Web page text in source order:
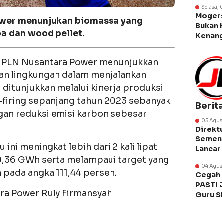
menunjukan biomassa yang
dan wood pellet.
PLN Nusantara Power menunjukkan
lingkungan dalam menjalankan
melalui kinerja produksi
sepanjang tahun 2023 sebanyak
reduksi emisi karbon sebesar
ini meningkat lebih dari 2 kali lipat
GWh serta melampaui target yang
angka 111,44 persen.
Power Ruly Firmansyah
Selasa,
Bukan
05
Lancar
04
Guru